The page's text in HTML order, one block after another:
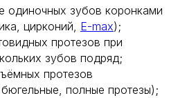
одиночных зубов коронками
цирконий, E-max);
протезов при
зубов подряд;
протезов
полные протезы);